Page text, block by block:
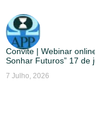
Convite | Webinar
Sonhar Futuros” 17 de
7 Julho, 2026